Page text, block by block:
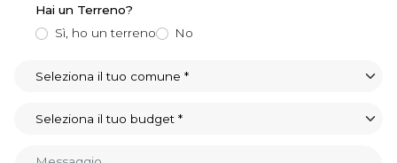
Hai un Terreno?
Sì, ho un terreno
No